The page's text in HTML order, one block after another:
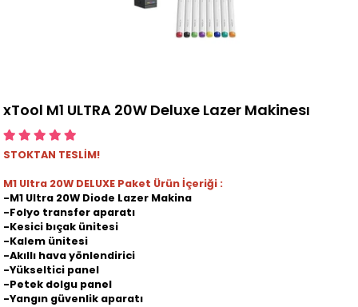
xTool M1 ULTRA 20W Deluxe Lazer Makinesı
STOKTAN TESLİM!
M1 Ultra 20W DELUXE Paket Ürün İçeriği :
-M1 Ultra 20W Diode Lazer Makina
-Folyo transfer aparatı
-Kesici bıçak ünitesi
-Kalem ünitesi
-Akıllı hava yönlendirici
-Yükseltici panel
-Petek dolgu panel
-Yangın güvenlik aparatı